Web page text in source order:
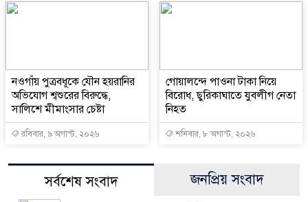
নওগাঁয় পুত্রবধূকে যৌন হয়রানির
অভিযোগ শ্বশুরের বিরুদ্ধে,
সালিশে মীমাংসার চেষ্টা
রবিবার, ৯ অগাস্ট, ২০২৬
গোয়ালন্দে পাওনা টাকা নিয়ে
বিরোধ, ছুরিকাঘাতে যুবলীগ নেতা
নিহত
শনিবার, ৮ অগাস্ট, ২০২৬
সর্বশেষ সংবাদ জনপ্রিয় সংবাদ